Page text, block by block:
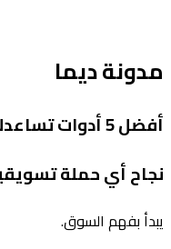
مدونة ديما
أفضل 5 أدوات تساعدك تفهم السوق واتجاهات الجمهور في 2026
نجاح أي حملة
يبدأ بفهم السوق.